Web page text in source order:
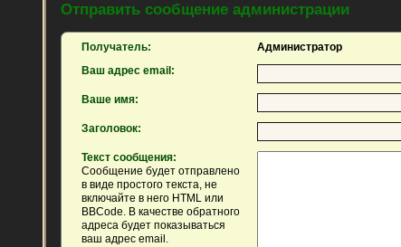
Отправить сообщение администрации
Получатель:
Администратор
Ваш адрес email:
Ваше имя:
Заголовок:
Текст сообщения:
Сообщение будет отправлено
в виде простого текста, не
включайте в него HTML или
BBCode. В качестве обратного
адреса будет показываться
ваш адрес email.